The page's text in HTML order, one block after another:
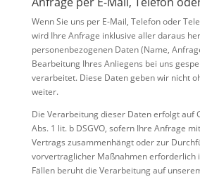
Wenn Sie uns per E-Mail, Telefon oder
wird Ihre Anfrage inklusive aller daraus
personenbezogenen Daten (Name,
Bearbeitung Ihres Anliegens bei uns
verarbeitet. Diese Daten geben wir nicht
weiter.
Die Verarbeitung dieser Daten erfolgt auf
Abs. 1 lit. b DSGVO, sofern Ihre Anfrage
Vertrags zusammenhängt oder zur
vorvertraglicher Maßnahmen erforderlich
Fällen beruht die Verarbeitung auf